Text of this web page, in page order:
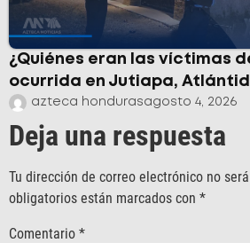
¿Quiénes eran las víctimas
ocurrida en Jutiapa,
azteca hondurasagosto 4, 2026
Deja una respuesta
Tu dirección de correo electrónico no
obligatorios están marcados con *
Comentario *